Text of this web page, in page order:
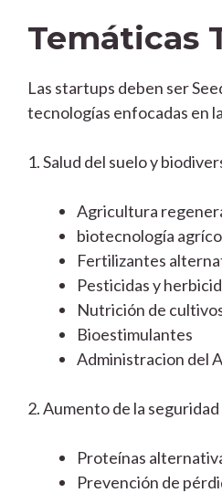
Temáticas
Las startups deben ser
tecnologías enfocadas en
1. Salud del suelo y
Agricultura
biotecnología
Fertilizantes
Pesticidas y
Nutrición de
Bioestimulantes
Administracion del
2. Aumento de la
Proteínas
Prevención de